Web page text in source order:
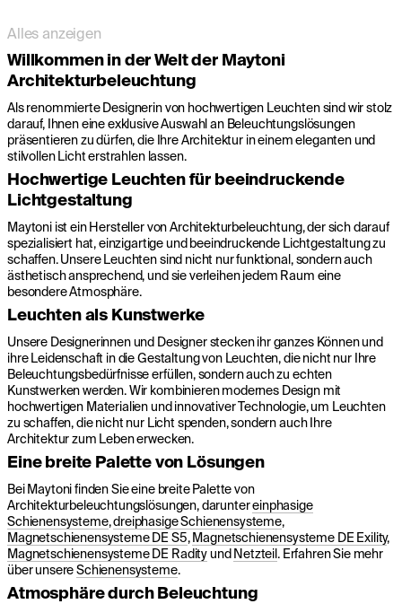
Alles anzeigen
Willkommen in der Welt der Maytoni
Architekturbeleuchtung
Als renommierte Designerin von hochwertigen Leuchten sind wir stolz
darauf, Ihnen eine exklusive Auswahl an Beleuchtungslösungen
präsentieren zu dürfen, die Ihre Architektur in einem eleganten und
stilvollen Licht erstrahlen lassen.
Hochwertige Leuchten für beeindruckende
Lichtgestaltung
Maytoni ist ein Hersteller von Architekturbeleuchtung, der sich darauf
spezialisiert hat, einzigartige und beeindruckende Lichtgestaltung zu
schaffen. Unsere Leuchten sind nicht nur funktional, sondern auch
ästhetisch ansprechend, und sie verleihen jedem Raum eine
besondere Atmosphäre.
Leuchten als Kunstwerke
Unsere Designerinnen und Designer stecken ihr ganzes Können und
ihre Leidenschaft in die Gestaltung von Leuchten, die nicht nur Ihre
Beleuchtungsbedürfnisse erfüllen, sondern auch zu echten
Kunstwerken werden. Wir kombinieren modernes Design mit
hochwertigen Materialien und innovativer Technologie, um Leuchten
zu schaffen, die nicht nur Licht spenden, sondern auch Ihre
Architektur zum Leben erwecken.
Eine breite Palette von Lösungen
Bei Maytoni finden Sie eine breite Palette von
Architekturbeleuchtungslösungen, daruntereinphasige
Schienensysteme,dreiphasige Schienensysteme,
Magnetschienensysteme DE S5, Magnetschienensysteme DE Exility,
Magnetschienensysteme DE Radityund Netzteil . Erfahren Sie mehr
über unsereSchienensysteme.
Atmosphäre durch Beleuchtung